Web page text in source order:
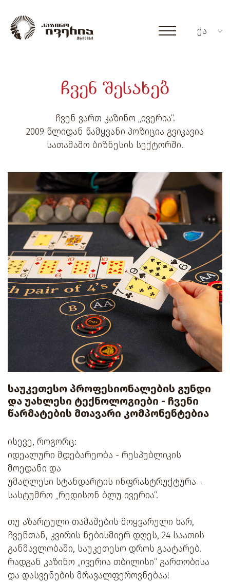
ქა
ჩვენ შესახებ
ჩვენ ვართ კაზინო „ივერია“.
2009 წლიდან წამყვანი პოზიცია გვიკავია
სათამაშო ბიზნესის სექტორში.
საუკეთესო პროფესიონალების გუნდი
და უახლესი ტექნოლოგიები - ჩვენი
წარმატების მთავარი კომპონენტებია
ისევე, როგორც:
იდეალური მდებარეობა - რესპუბლიკის
მოედანი და
უმაღლესი სტანდარტის ინფრასტრუქტურა -
სასტუმრო „რედისონ ბლუ ივერია“.
თუ აზარტული თამაშების მოყვარული ხარ,
ჩვენთან, კვირის ნებისმიერ დღეს, 24 საათის
განმავლობაში, საუკეთესო დროს გაატარებ.
რადგან კაზინო „ივერია თბილისი“ გართობისა
და დასვენების მრავალფეროვნებაა!